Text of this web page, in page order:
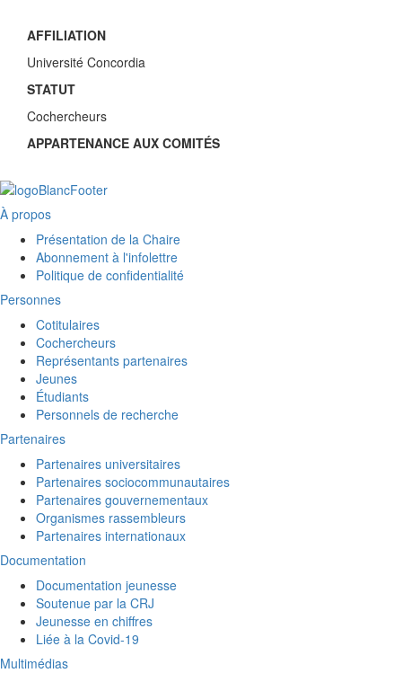
AFFILIATION
Université Concordia
STATUT
Cochercheurs
APPARTENANCE AUX COMITÉS
À propos
Présentation de la Chaire
Abonnement à l'infolettre
Politique de confidentialité
Personnes
Cotitulaires
Cochercheurs
Représentants partenaires
Jeunes
Étudiants
Personnels de recherche
Partenaires
Partenaires universitaires
Partenaires sociocommunautaires
Partenaires gouvernementaux
Organismes rassembleurs
Partenaires internationaux
Documentation
Documentation jeunesse
Soutenue par la CRJ
Jeunesse en chiffres
Liée à la Covid-19
Multimédias